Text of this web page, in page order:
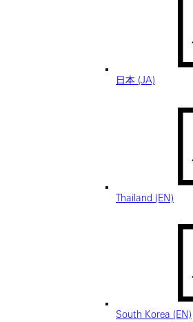
日本 (JA)
Thailand (EN)
South Korea (EN)